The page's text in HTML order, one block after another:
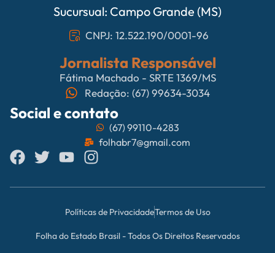
Sucursual: Campo Grande (MS)
CNPJ: 12.522.190/0001-96
Jornalista Responsável
Fátima Machado - SRTE 1369/MS
Redação: (67) 99634-3034
Social e contato
(67) 99110-4283
folhabr7@gmail.com
Políticas de PrivacidadeTermos de Uso
Folha do Estado Brasil - Todos Os Direitos Reservados